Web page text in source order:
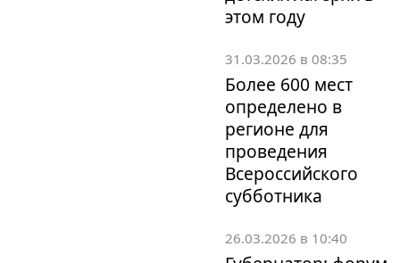
этом году
31.03.2026 в 08:35
Более 600 мест
определено в
регионе для
проведения
Всероссийского
субботника
26.03.2026 в 10:40